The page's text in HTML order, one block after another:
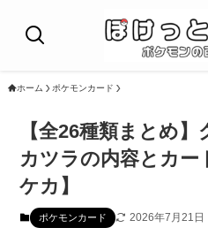
ホーム ポケモンカード
【全26種類まとめ
カツラの内容とカー
ケカ】
ポケモンカード 2026年7月21日